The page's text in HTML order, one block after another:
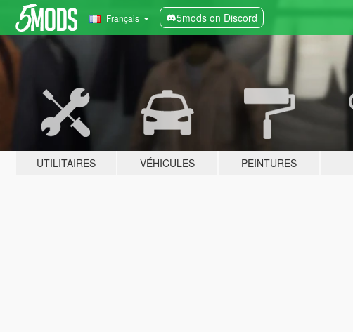
Français 5mods on Discord
UTILITAIRES VÉHICULES PEINTURES